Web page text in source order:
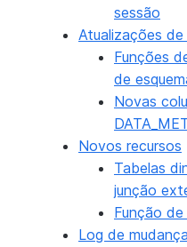
sessão
Atualizações
Funções
de
Novas
Novos recursos
Tabelas
junção
Função
Log de